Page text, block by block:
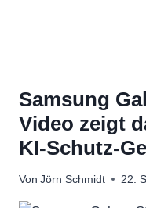
Samsung
Video zeigt
KI-Schutz-
Von Jörn Schmidt 22.